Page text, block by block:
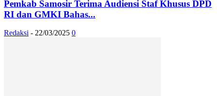
Pemkab Samosir Terima Audiensi Staf Khusus DPD
RI dan GMKI Bahas...
Redaksi - 22/03/2025 0